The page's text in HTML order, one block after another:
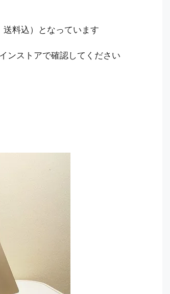
送料込）となっています
ンストアで確認してください